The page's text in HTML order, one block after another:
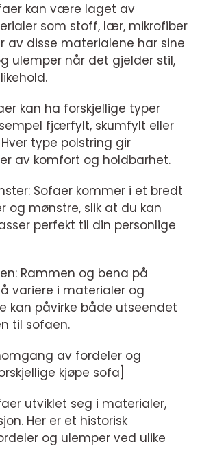
kan være laget av
som stoff, lær, mikrofiber
av disse materialene har sine
ulemper når det gjelder stil,
kan ha forskjellige typer
fjærfylt, skumfylt eller
type polstring gir
av komfort og holdbarhet.
Sofaer kommer i et bredt
og mønstre, slik at du kan
perfekt til din personlige
Rammen og bena på
variere i materialer og
kan påvirke både utseendet
til sofaen.
av fordeler og
kjøpe sofa]
utviklet seg i materialer,
Her er et historisk
og ulemper ved ulike